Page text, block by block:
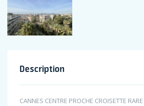
Description
CANNES CENTRE PROCHE CROISETTE